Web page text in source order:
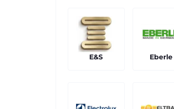
E&S Eberle